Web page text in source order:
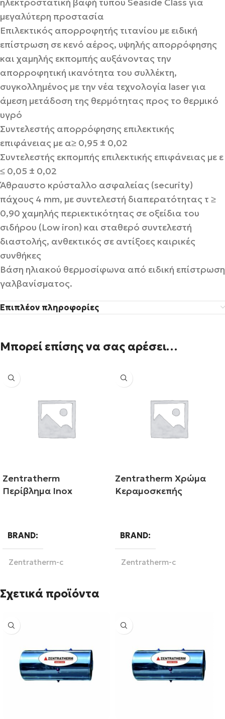
μεγαλύτερη προστασία
Επιλεκτικός απορροφητής τιτανίου με ειδική
επίστρωση σε κενό αέρος, υψηλής απορρόφησης
και χαμηλής εκπομπής αυξάνοντας την
απορροφητική ικανότητα του συλλέκτη,
συγκολλημένος με την νέα τεχνολογία laser για
άμεση μετάδοση της θερμότητας προς το θερμικό
υγρό
Συντελεστής απορρόφησης επιλεκτικής
επιφάνειας με α≥ 0,95 ± 0,02
Συντελεστής εκπομπής επιλεκτικής επιφάνειας με ε
≤ 0,05 ± 0,02
Άθραυστο κρύσταλλο ασφαλείας (security)
πάχους 4 mm, με συντελεστή διαπερατότητας τ ≥
0,90 χαμηλής περιεκτικότητας σε οξείδια του
σιδήρου (Low iron) και σταθερό συντελεστή
διαστολής, ανθεκτικός σε αντίξοες καιρικές
συνθήκες
Βάση ηλιακού θερμοσίφωνα από ειδική επίστρωση
γαλβανίσματος.
Επιπλέον πληροφορίες
Μπορεί επίσης να σας αρέσει…
Zentratherm
Περίβλημα Inox
BRAND
Zentratherm-c
Zentratherm Χρώμα
Κεραμοσκεπής
BRAND
Zentratherm-c
Σχετικά προϊόντα